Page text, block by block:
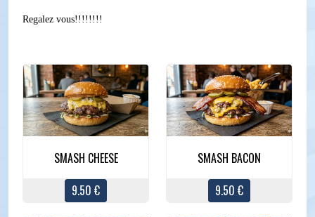
Regalez vous!!!!!!!!
SMASH CHEESE
9.50 €
SMASH BACON
9.50 €